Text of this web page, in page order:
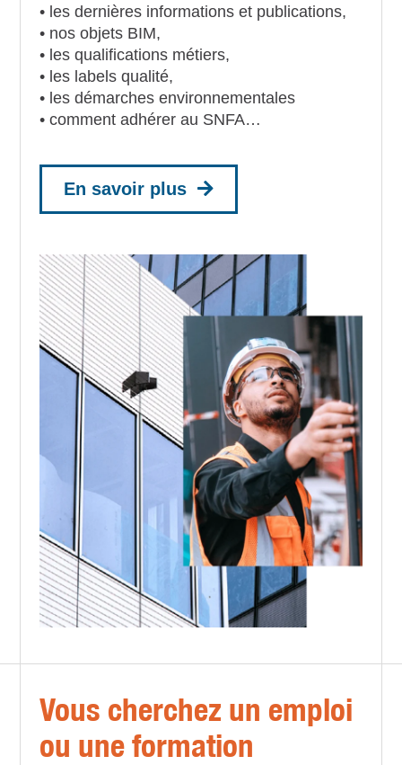
• les dernières informations et publications,
• nos objets BIM,
• les qualifications métiers,
• les labels qualité,
• les démarches environnementales
• comment adhérer au SNFA…
En savoir plus
Vous cherchez un emploi
ou une formation